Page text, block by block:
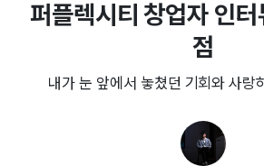
퍼플렉시티 창업자 인
점
내가 눈 앞에서 놓쳤던 기회와 사랑